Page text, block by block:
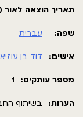
תאריך הוצאה לאור
שפה: עברית
אישים: דוד בן
מספר עותקים: 1
הערות: בשיתוף